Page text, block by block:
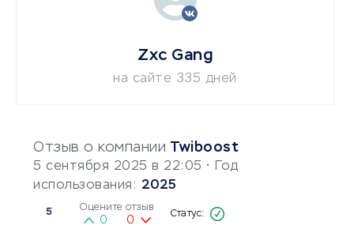
Отзыв о компании Twiboost
5 сентября 2025 в 22:05 • Год
использования: 2025
5 Оцените отзыв
0 0
Zxc Gang
на сайте 335 дней